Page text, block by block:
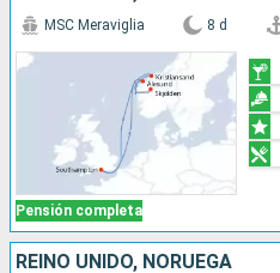
Pensión completa
MSC Meraviglia 8 d
REINO UNIDO, NORUEGA